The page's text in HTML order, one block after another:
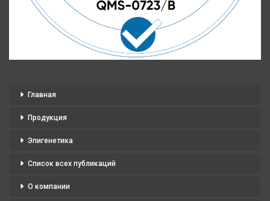
Главная
Продукция
Эпигенетика
Список всех публикаций
О компании